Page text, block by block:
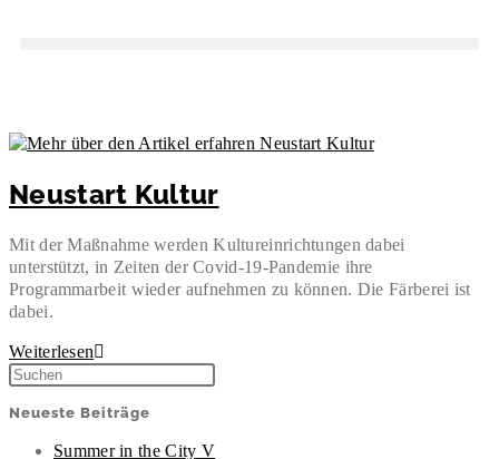
Neustart Kultur
Mit der Maßnahme werden Kultureinrichtungen dabei
unterstützt, in Zeiten der Covid-19-Pandemie ihre
Programmarbeit wieder aufnehmen zu können. Die Färberei ist
dabei.
Weiterlesen
Neueste Beiträge
Summer in the City V